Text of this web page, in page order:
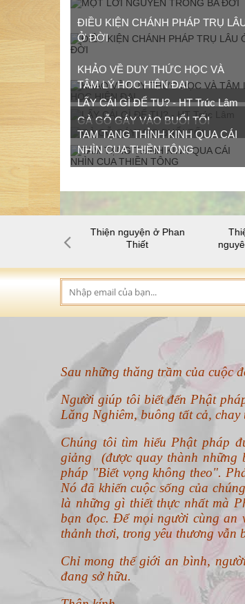
ĐIỀU KIỆN CHÁNH PHÁP TRỤ
Ở ĐỜI
KHẢO VỀ DUY THỨC HỌC VÀ
TÂM LÝ HỌC HIỆN ĐẠI
LẤY CÁI GÌ ĐỂ TU? - HT Trúc Lâm
GÀ GỖ GÁY VÀO BUỔI TỐI
TAM TẠNG THỈNH KINH QUA CÁI
NHÌN CUA THIỀN TÔNG
Thiện nguyện ở Phan
Thiện
nguyên cuối
Sau những thăng trầm của cuộc
Người giúp tôi biết đến Phật
Lăng Nghiêm, buông tất cả, chay
Chúng tôi tìm hiểu Phật pháp
giảng (được quay thành những
pháp "Biết vọng không theo".
Nó đã khiến cuộc sống của
là những gì thiết thực nhất mà
bạn đọc. Để mọi người cùng an
thảnh thơi, trong yêu thương vẫn
Chỉ mong thế giới an bình,
đang sở hữu.
Thân kính